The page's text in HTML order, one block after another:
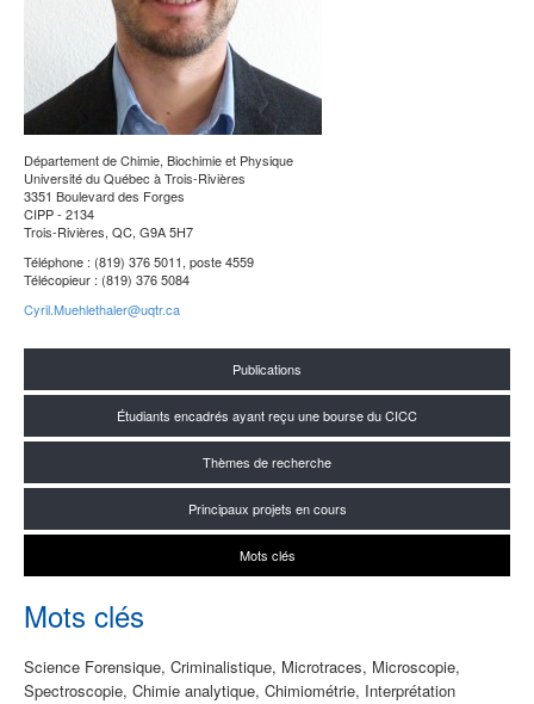
Département de Chimie, Biochimie et Physique
Université du Québec à Trois-Rivières
3351 Boulevard des Forges
CIPP - 2134
Trois-Rivières, QC, G9A 5H7
Téléphone : (819) 376 5011, poste 4559
Télécopieur : (819) 376 5084
Cyril.Muehlethaler@uqtr.ca
Publications
Étudiants encadrés ayant reçu une bourse du CICC
Thèmes de recherche
Principaux projets en cours
Mots clés
Mots clés
Science Forensique, Criminalistique, Microtraces, Microscopie,
Spectroscopie, Chimie analytique, Chimiométrie, Interprétation